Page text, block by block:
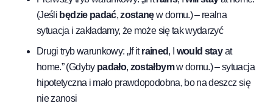
(Jeśli będzie padać,zostanęw domu.) – realna
sytuacja i zakładamy, że może się tak wydarzyć
Drugi tryb warunkowy: „If itrained, I would stayat
home.” (Gdyby padało, zostałbymw domu.) – sytuacja
hipotetyczna i mało prawdopodobna, bo na deszcz się
nie zanosi